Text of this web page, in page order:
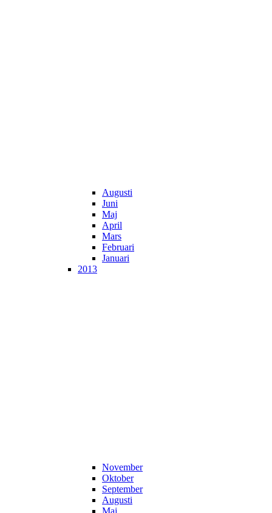
Augusti
Juni
Maj
April
Mars
Februari
Januari
2013
November
Oktober
September
Augusti
Maj